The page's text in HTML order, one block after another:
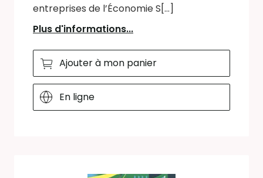
entreprises de l’Économie S[...]
Plus d'informations...
Ajouter à mon panier
En ligne